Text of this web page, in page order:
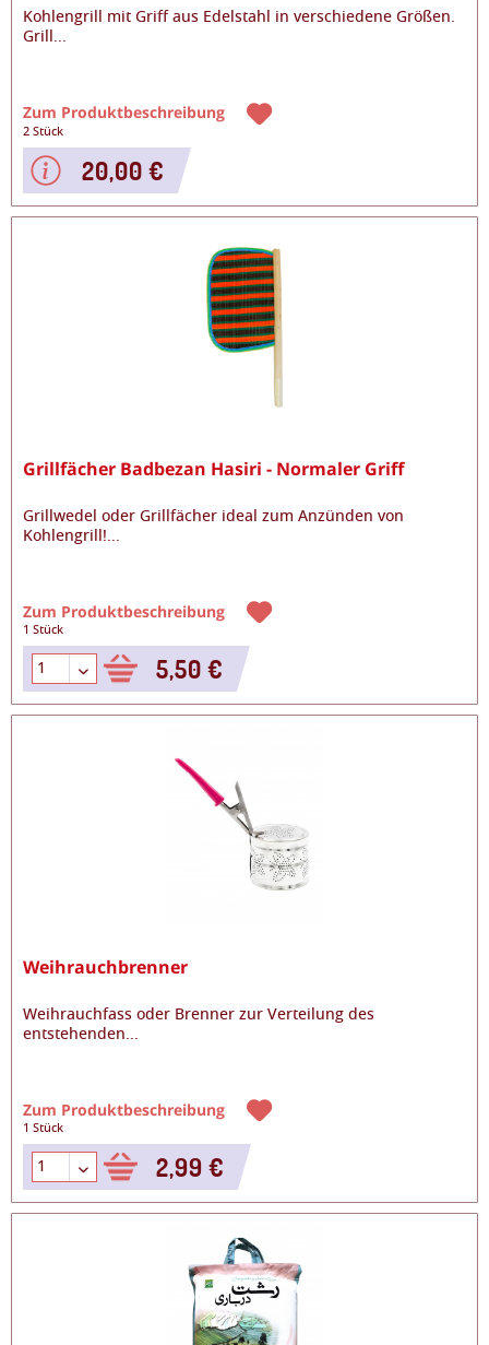
Kohlengrill mit Griff aus Edelstahl in verschiedene Größen.
Grill ...
Zum Produktbeschreibung
2 Stück
20,00 €
Grillfächer Badbezan Hasiri - Normaler Griff
Grillwedel oder Grillfächer ideal zum Anzünden von
Kohlengrill!
Zum Produktbeschreibung
1 Stück
5,50 €
Weihrauchbrenner
Weihrauchfass oder Brenner zur Verteilung des
entstehenden...
Zum Produktbeschreibung
1 Stück
2,99 €